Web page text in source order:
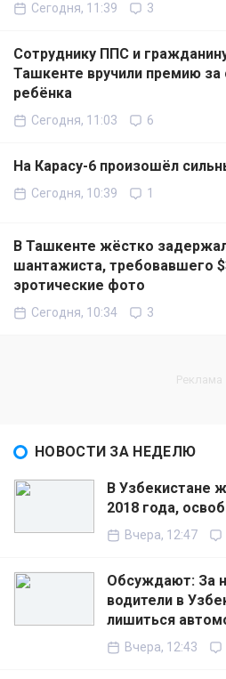
Сегодня, 11:39 3
Сотруднику ППС и
Ташкенте вручили премию за
ребёнка
Сегодня, 11:03 6
На Карасу-6 произошёл
Сегодня, 10:39 1
В Ташкенте жёстко
шантажиста, требовавшего
эротические фото
Сегодня, 10:34 3
НОВОСТИ ЗА НЕДЕЛЮ
В Узбекистане
2018 года,
Вчера, 12:47
Обсуждают: За
водители в
лишиться
Вчера, 12:43